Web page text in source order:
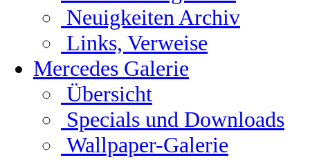
Neuigkeiten Archiv
Links, Verweise
Mercedes Galerie
Übersicht
Specials und Downloads
Wallpaper-Galerie